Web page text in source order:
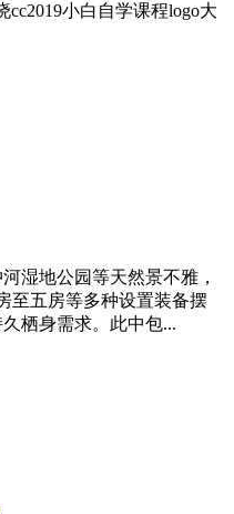
cc2019小白自学课程logo大
湿地公园等天然景不雅，
至五房等多种设置装备摆
栖身需求。此中包...